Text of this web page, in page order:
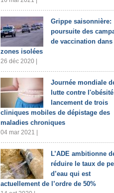
Grippe saisonnière:
poursuite des
de vaccination dans
zones isolées
26 déc 2020 |
Journée mondiale
lutte contre
lancement de trois
cliniques mobiles de dépistage des
maladies chroniques
04 mar 2021 |
L’ADE ambitionne
réduire le taux de
d’eau qui est
actuellement de l’ordre de 50%